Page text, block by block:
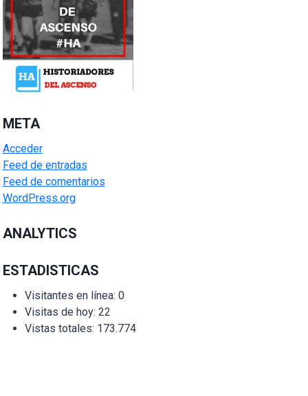
META
Acceder
Feed de entradas
Feed de comentarios
WordPress.org
ANALYTICS
ESTADISTICAS
Visitantes en línea: 0
Visitas de hoy: 22
Vistas totales: 173.774